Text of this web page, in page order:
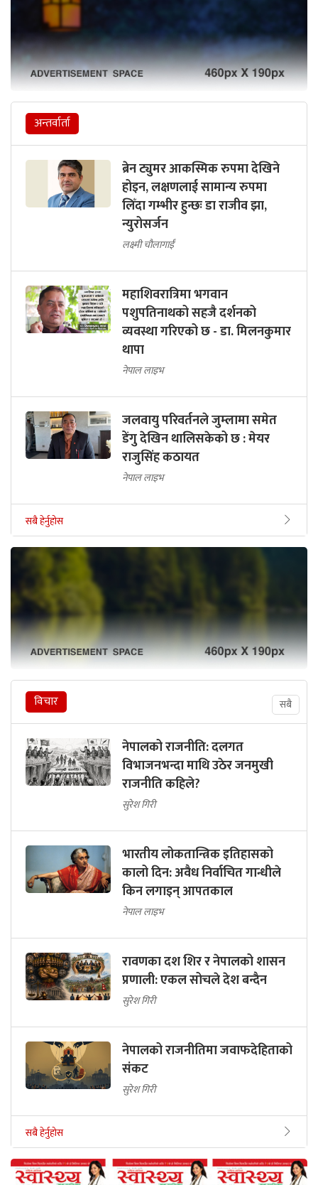
अन्तर्वार्ता
ब्रेन ट्युमर आकस्मिक रुपमा देखिने
होइन, लक्षणलाई सामान्य रुपमा
लिँदा गम्भीर हुन्छः डा राजीव झा,
न्युरोसर्जन
लक्ष्मी चौलागाईं
महाशिवरात्रिमा भगवान
पशुपतिनाथको सहजै दर्शनको
व्यवस्था गरिएको छ - डा. मिलनकुमार
थापा
नेपाल लाइभ
जलवायु परिवर्तनले जुम्लामा समेत
डेंगु देखिन थालिसकेको छ : मेयर
राजुसिंह कठायत
नेपाल लाइभ
सबै हेर्नुहोस
विचार सबै
नेपालको राजनीति: दलगत
विभाजनभन्दा माथि उठेर जनमुखी
राजनीति कहिले?
सुरेश गिरी
भारतीय लोकतान्त्रिक इतिहासको
कालो दिन: अवैध निर्वाचित गान्धीले
किन लगाइन् आपतकाल
नेपाल लाइभ
रावणका दश शिर र नेपालको शासन
प्रणाली: एकल सोचले देश बन्दैन
सुरेश गिरी
नेपालको राजनीतिमा जवाफदेहिताको
संकट
सुरेश गिरी
सबै हेर्नुहोस